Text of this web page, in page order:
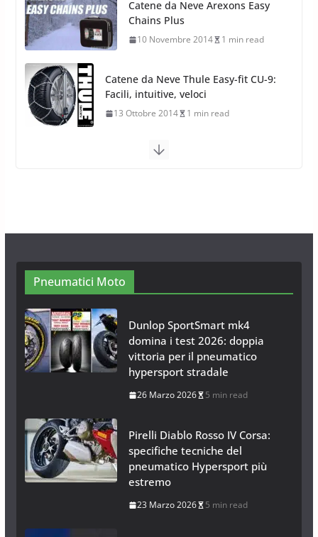
Catene da Neve Thule Easy-fit CU-9:
Facili, intuitive, veloci
13 Ottobre 2014 1 min read
Calze da Neve Arexocks by
Arexons
26 Ottobre 2013 1 min read
Calze da Neve per Auto 2025:
26 Gennaio 2017
Pneumatici Moto
Dunlop SportSmart mk4
domina i test 2026: doppia
vittoria per il pneumatico
hypersport stradale
26 Marzo 2026 5 min read
Pirelli Diablo Rosso IV Corsa:
specifiche tecniche del
pneumatico Hypersport più
estremo
23 Marzo 2026 5 min read